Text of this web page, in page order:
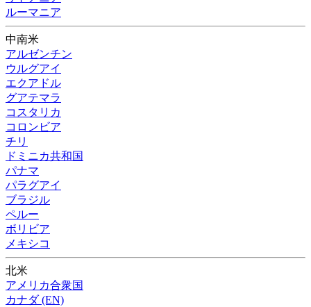
ルーマニア
中南米
アルゼンチン
ウルグアイ
エクアドル
グアテマラ
コスタリカ
コロンビア
チリ
ドミニカ共和国
パナマ
パラグアイ
ブラジル
ペルー
ボリビア
メキシコ
北米
アメリカ合衆国
カナダ (EN)